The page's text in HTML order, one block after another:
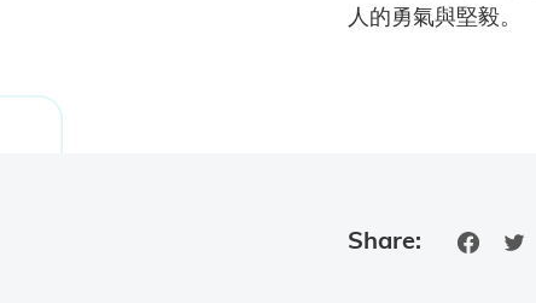
人的勇氣與堅毅。
Share: